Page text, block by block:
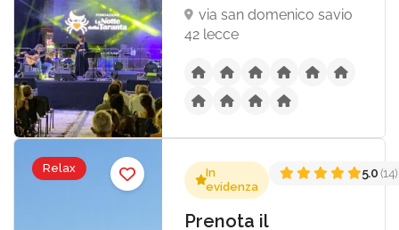
via san domenico savio
42 lecce
Relax
In
evidenza
Prenota il
5.0(14)